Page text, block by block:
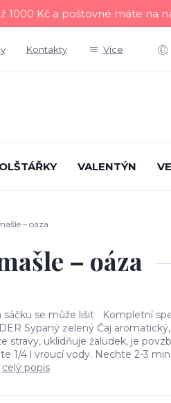
1000 Kč a poštovné máte na
Kontakty Více
VALENTÝN
– oáza
– oáza
sáčku se může lišit Kompletní
Sypaný zelený Čaj
stravy, uklidňuje žaludek, je
1/4 l vroucí vody. Nechte 2-3
celý popis